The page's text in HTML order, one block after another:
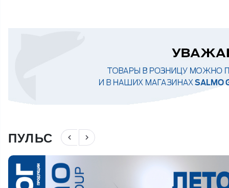
ПУЛЬС navigate_before navigate_next